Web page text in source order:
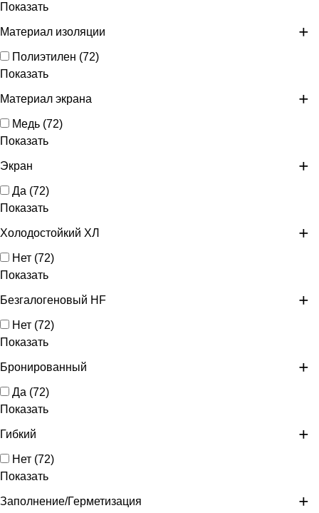
Показать
Материал изоляции
Полиэтилен (72)
Показать
Материал экрана
Медь (72)
Показать
Экран
Да (72)
Показать
Холодостойкий ХЛ
Нет (72)
Показать
Безгалогеновый HF
Нет (72)
Показать
Бронированный
Да (72)
Показать
Гибкий
Нет (72)
Показать
Заполнение/Герметизация